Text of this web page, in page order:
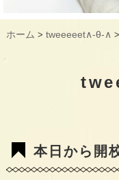
ギャラリー GALLERY
VOICE
ホーム > tweeeeet∧-θ-∧ >
本日から開